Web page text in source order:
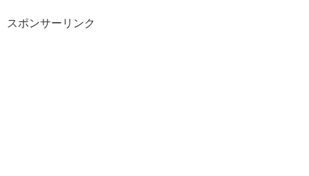
スポンサーリンク